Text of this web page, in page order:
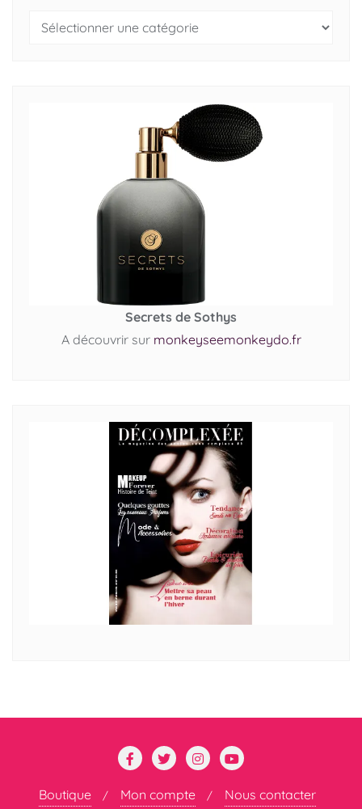
Secrets de Sothys
A découvrir sur monkeyseemonkeydo.fr
Boutique Mon compte Nous contacter